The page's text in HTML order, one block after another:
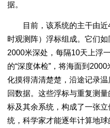
据。
目前，该系统的主干由近
时观测阵）浮标组成。它们
2000米深处，每隔10天上浮
的“深度体检”，将海面到
化摸得清清楚楚，沿途记录
回数据。这些浮标与重复测
标及其余系统，构成了一张
统，科学家才能逐年计算地球